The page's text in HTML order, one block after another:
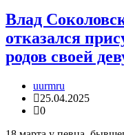
Влад
отказался
родов своей
uurmru
25.04.2025
0